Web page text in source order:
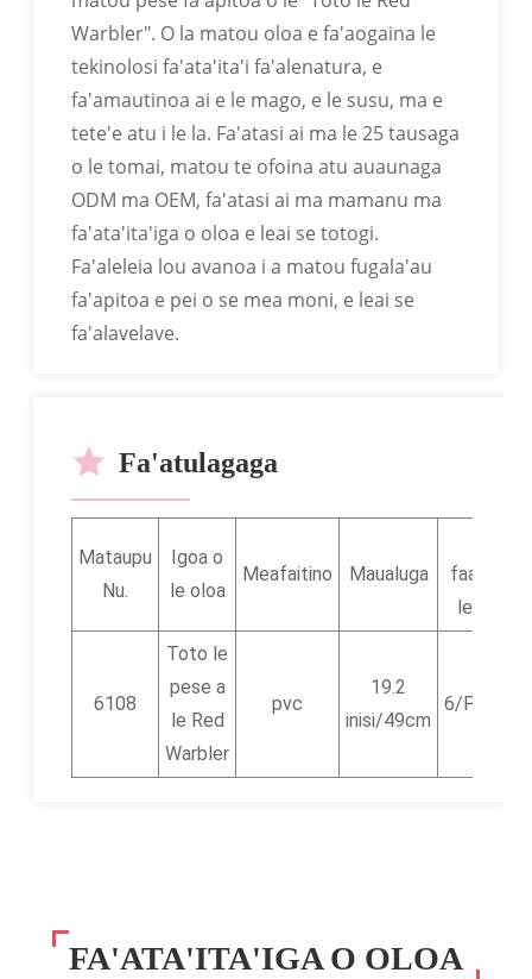
Warbler". O la matou oloa e fa'aogaina le
tekinolosi fa'ata'ita'i fa'alenatura, e
fa'amautinoa ai e le mago, e le susu, ma e
tete'e atu i le la. Fa'atasi ai ma le 25 tausaga
o le tomai, matou te ofoina atu auaunaga
ODM ma OEM, fa'atasi ai ma mamanu ma
fa'ata'ita'iga o oloa e leai se totogi.
Fa'aleleia lou avanoa i a matou fugala'au
fa'apitoa e pei o se mea moni, e leai se
fa'alavelave.
Fa'atulagaga
Mataupu
Nu.
Igoa o
le oloa
Meafaitino Maualuga
faatatau
le afifiina
6108
Toto le
pese a
le Red
Warbler
pvc
19.2
inisi/49cm
6/PC/
FA'ATA'ITA'IGA O OLOA